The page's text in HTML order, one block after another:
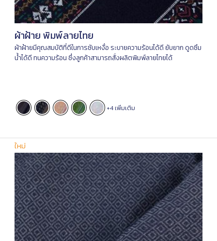
ผ้าฝ้าย พิมพ์ลายไทย
ผ้าฝ้ายมีคุณสมบัติที่ดีในการซับเหงื่อ ระบายความร้อนได้ดี ยับยาก ดูดซึม
น้ำได้ดี ทนความร้อน ซึ่งลูกค้าสามารถสั่งผลิตพิมพ์ลายไทยได้
+4 เพิ่มเติม
ใหม่